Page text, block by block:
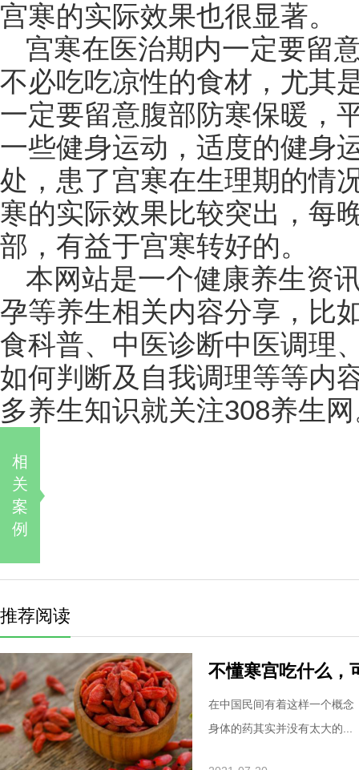
宫寒的实际效果也很显著。
宫寒在医治期内一定要留
不必吃吃凉性的食材，尤其
一定要留意腹部防寒保暖，
一些健身运动，适度的健身
处，患了宫寒在生理期的情
寒的实际效果比较突出，每
部，有益于宫寒转好的。
本网站是一个健康养生资
孕等养生相关内容分享，比
食科普、中医诊断中医调理
如何判断及自我调理等等内
多养生知识就关注308养生
相
关
案
例
推荐阅读
不懂寒宫吃什么，
在中国民间有着这样一个概
身体的药其实并没有太大的...